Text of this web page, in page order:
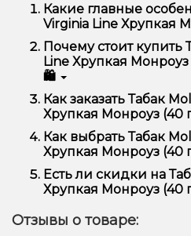
Какие главные
Virginia Line Хрупкая
Табак Molfar Virginia Line
отличается высоким
использования и
Почему стоит купить
Line Хрупкая
🛍️
Мы предлагаем только
широкий ассортимент,
доставку. Кроме того, у
скидки для клиентов!
Как заказать Табак
Хрупкая Монроуз (40
Оформить заказ можно в
Добавьте Табак
Монроуз (40 г) в
Перейдите к
доставки.
Подтвердите
Как выбрать Табак
Хрупкая Монроуз (40
Выбор зависит от ваших
если это кальян,
чаши, если вейп –
Есть ли скидки на
Хрупкая Монроуз (40
специальные
Отзывы о товаре: